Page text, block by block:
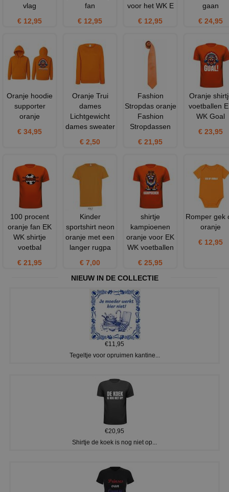
vlag
€ 12,95
fan
€ 12,95
voor het WK E
€ 12,95
gaan
€ 24,95
Oranje hoodie
supporter
oranje
€ 34,95
Oranje Trui
dames
Lichtgewicht
dames sweater
€ 2,50
Fashion
Stropdas oranje
Fashion
Stropdassen
€ 21,95
Oranje
voetballen
WK Goal
€ 23,95
100 procent
oranje fan EK
WK shirtje
voetbal
€ 21,95
Kinder
sportshirt neon
oranje met een
langer rugpa
€ 7,00
shirtje
kampioenen
oranje voor EK
WK voetballen
€ 25,95
Romper gek
oranje
€ 12,95
NIEUW IN DE COLLECTIE
€11,95
Tegeltje voor opruimen kantine...
€20,95
Shirtje de koek is nog niet op...